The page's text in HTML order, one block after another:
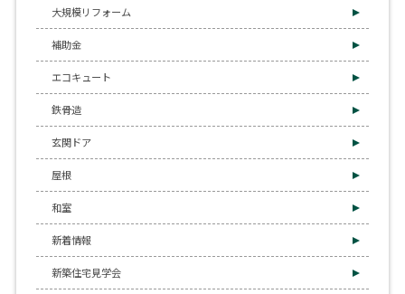
大規模リフォーム
補助金
エコキュート
鉄骨造
玄関ドア
屋根
和室
新着情報
新築住宅見学会